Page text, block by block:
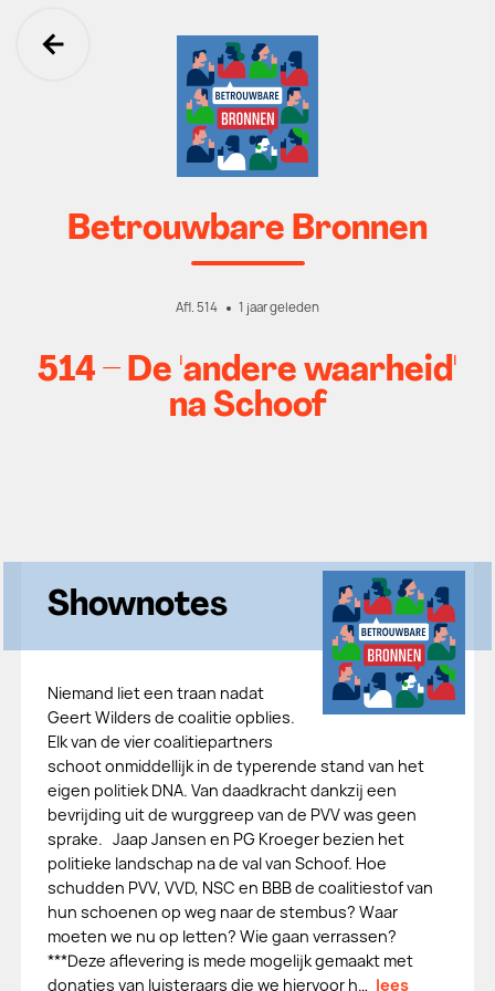
Ga terug
Betrouwbare Bronnen
Afl. 514 1 jaar geleden
514 – De 'andere waarheid'
na Schoof
Shownotes
Niemand liet een traan nadat
Geert Wilders de coalitie opblies.
Elk van de vier coalitiepartners
schoot onmiddellijk in de typerende stand van het
eigen politiek DNA. Van daadkracht dankzij een
bevrijding uit de wurggreep van de PVV was geen
sprake. Jaap Jansen en PG Kroeger bezien het
politieke landschap na de val van Schoof. Hoe
schudden PVV, VVD, NSC en BBB de coalitiestof van
hun schoenen op weg naar de stembus? Waar
moeten we nu op letten? Wie gaan verrassen?
***Deze aflevering is mede mogelijk gemaakt met
donaties van luisteraars die we hiervoor h… lees